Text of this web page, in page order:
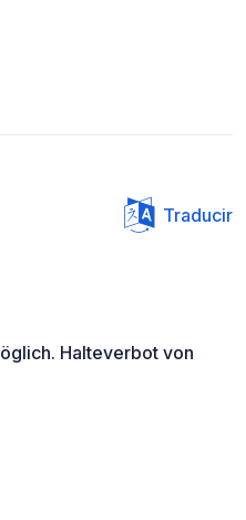
Traducir
Halteverbot von